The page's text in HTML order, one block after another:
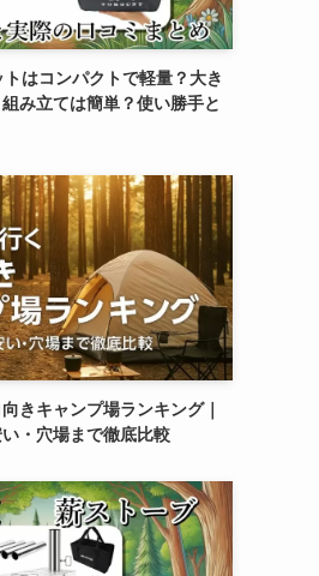
はコンパクトで軽量？大き
み立ては簡単？使い勝手と
きキャンプ場ランキング｜
・穴場まで徹底比較